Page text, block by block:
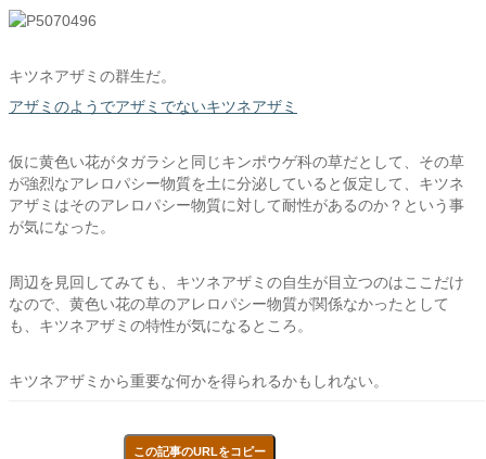
キツネアザミの群生だ。
アザミのようでアザミでないキツネアザミ
仮に黄色い花がタガラシと同じキンポウゲ科の草だとして、その草
が強烈なアレロパシー物質を土に分泌していると仮定して、キツネ
アザミはそのアレロパシー物質に対して耐性があるのか？という事
が気になった。
周辺を見回してみても、キツネアザミの自生が目立つのはここだけ
なので、黄色い花の草のアレロパシー物質が関係なかったとして
も、キツネアザミの特性が気になるところ。
キツネアザミから重要な何かを得られるかもしれない。
この記事のURLをコピー